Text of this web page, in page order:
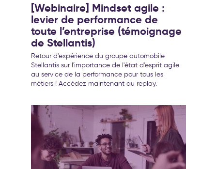
[Webinaire] Mindset agile :
levier de performance de
toute l’entreprise (témoignage
de Stellantis)
Retour d'expérience du groupe automobile
Stellantis sur l'importance de l'état d'esprit agile
au service de la performance pour tous les
métiers ! Accédez maintenant au replay.